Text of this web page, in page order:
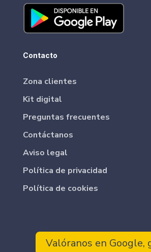
Contacto
Zona clientes
Kit digital
Preguntas frecuentes
Contáctanos
Aviso legal
Política de privacidad
Política de cookies
Valóranos en Google,